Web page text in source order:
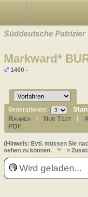
Süddeutsche Patrizier
Markward*
1400 -
Generationen:
Rahmen Nur Text
PDF
(Hinweis: Evtl. müssen Sie
sehen zu können.
=
Wird geladen...